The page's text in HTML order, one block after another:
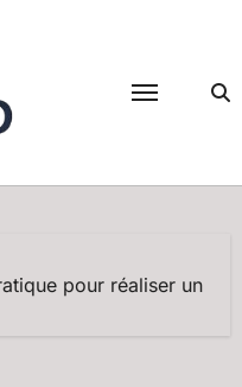
pour réaliser un